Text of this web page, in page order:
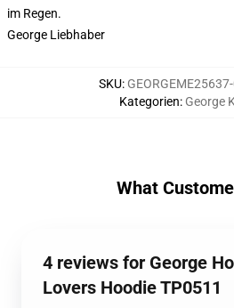
im Regen.
George Liebhaber
SKU:
Kategorien: George
What
4 reviews for George
Lovers Hoodie TP0511